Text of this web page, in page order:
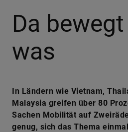
Da
was
In Ländern wie Vietnam,
Malaysia greifen über 80
Sachen Mobilität auf
genug, sich das Thema